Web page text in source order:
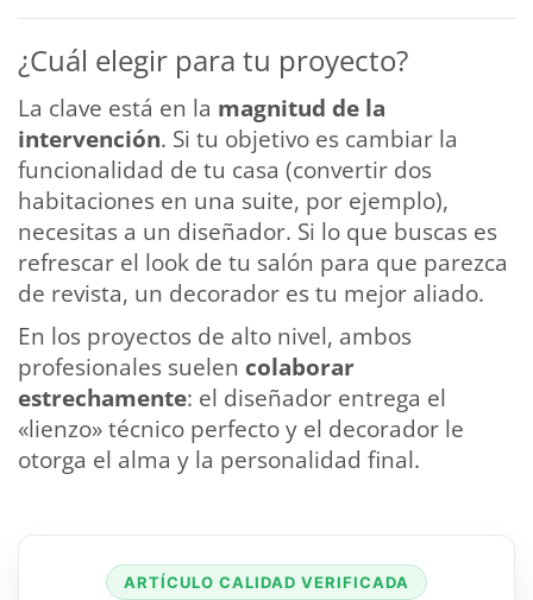
¿Cuál elegir para tu proyecto?
La clave está en la magnitud de la
intervención. Si tu objetivo es cambiar la
funcionalidad de tu casa (convertir dos
habitaciones en una suite, por ejemplo),
necesitas a un diseñador. Si lo que buscas es
refrescar el look de tu salón para que parezca
de revista, un decorador es tu mejor aliado.
En los proyectos de alto nivel, ambos
profesionales suelen colaborar
estrechamente: el diseñador entrega el
«lienzo» técnico perfecto y el decorador le
otorga el alma y la personalidad final.
ARTÍCULO CALIDAD VERIFICADA